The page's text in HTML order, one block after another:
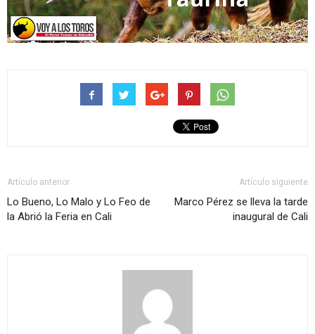
Artículo anterior
Lo Bueno, Lo Malo y Lo Feo de
la Abrió la Feria en Cali
Artículo siguiente
Marco Pérez se lleva la tarde
inaugural de Cali